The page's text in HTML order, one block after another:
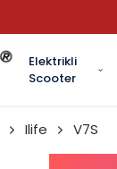
Elektrikli
Scooter
Ilife V7S